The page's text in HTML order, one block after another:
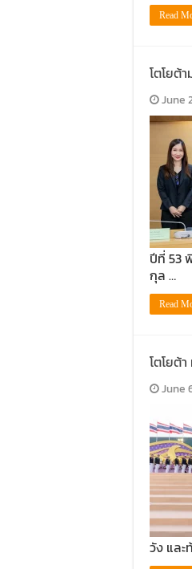
Read
โตโยต้
June
ปีที่ 53
กุล …
Read
โตโยต้
June
วัง แล